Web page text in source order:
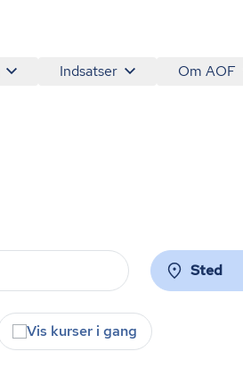
Indsatser Om AOF
Sted
Vis kurser i gang